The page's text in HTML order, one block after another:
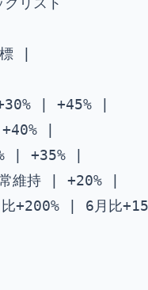
|
| +45% |
|
| +35% |
維持 | +20% |
+200% | 6月比